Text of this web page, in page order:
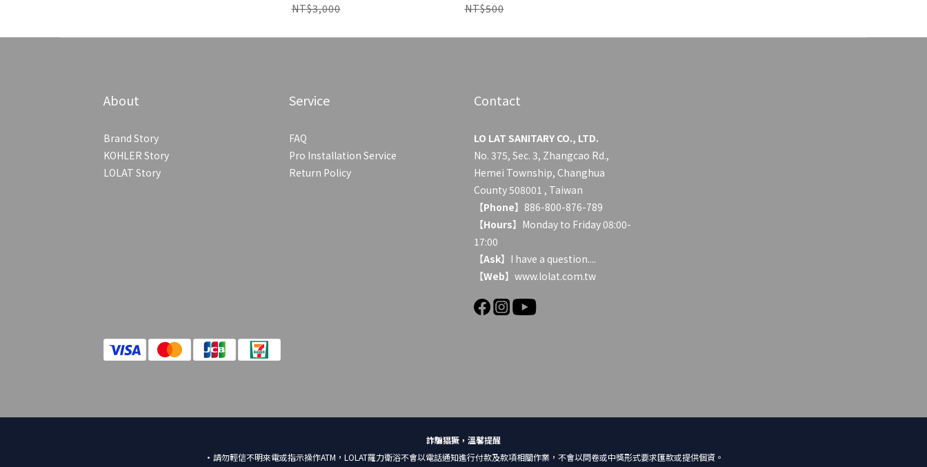
NT$3,000
NT$500
About
Brand Story
KOHLER Story
LOLAT Story
Service
FAQ
Pro Installation Service
Return Policy
Contact
LO LAT SANITARY CO., LTD.
No. 375, Sec. 3, Zhangcao Rd.,
Hemei Township, Changhua
County 508001 , Taiwan
【Phone】886-800-876-789
【Hours】Monday to Friday 08:00-
17:00
【Ask】 I have a question....
【Web】www.lolat.com.tw
詐騙猖獗，溫馨提醒
•請勿輕信不明來電或指示操作ATM，LOLAT羅力衛浴不會以電話通知進行付款及款項相關作業，不會以問卷或中獎形式要求匯款或提供個資。